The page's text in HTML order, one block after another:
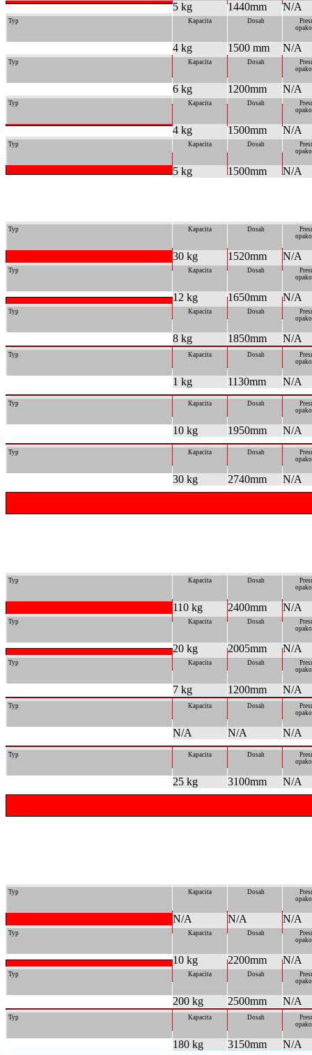
5 kg 1440mm N/A
Typ Kapacita
4 kg
Dosah
1500 mm N/A
Typ Kapacita
6 kg
Dosah
1200mm N/A
Typ Kapacita
4 kg
Dosah
1500mm N/A
Typ Kapacita
5 kg
Dosah
1500mm N/A
Typ Kapacita
30 kg
Dosah
1520mm N/A
Typ Kapacita
12 kg
Dosah
1650mm N/A
Typ Kapacita
8 kg
Dosah
1850mm N/A
Typ Kapacita
1 kg
Dosah
1130mm N/A
Typ Kapacita
10 kg
Dosah
1950mm N/A
Typ Kapacita
30 kg
Dosah
2740mm N/A
Typ Kapacita
110 kg
Dosah
2400mm N/A
Typ Kapacita
20 kg
Dosah
2005mm N/A
Typ Kapacita
7 kg
Dosah
1200mm N/A
Typ Kapacita
N/A
Dosah
N/A N/A
Typ Kapacita
25 kg
Dosah
3100mm N/A
Typ Kapacita
N/A
Dosah
N/A N/A
Typ Kapacita
10 kg
Dosah
2200mm N/A
Typ Kapacita
200 kg
Dosah
2500mm N/A
Typ Kapacita
180 kg
Dosah
3150mm N/A